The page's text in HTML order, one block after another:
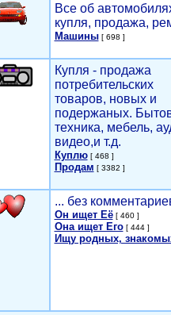
Все об
купля, продажа,
Машины[ 698 ]
Купля - продажа
потребительских
товаров, новых и
подержаных.
техника, мебель,
видео,и т.д.
Куплю[ 468 ]
Продам [ 3382 ]
... без
Он ищет Её[ 460 ]
Она ищет Его[ 444 ]
Ищу родных,